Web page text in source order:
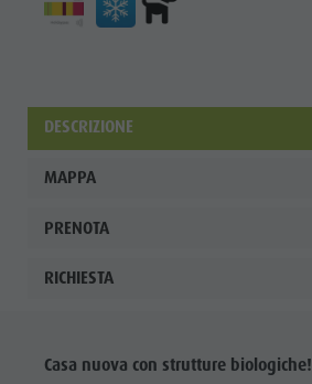
DESCRIZIONE
MAPPA
PRENOTA
RICHIESTA
Casa nuova con strutture biologiche!